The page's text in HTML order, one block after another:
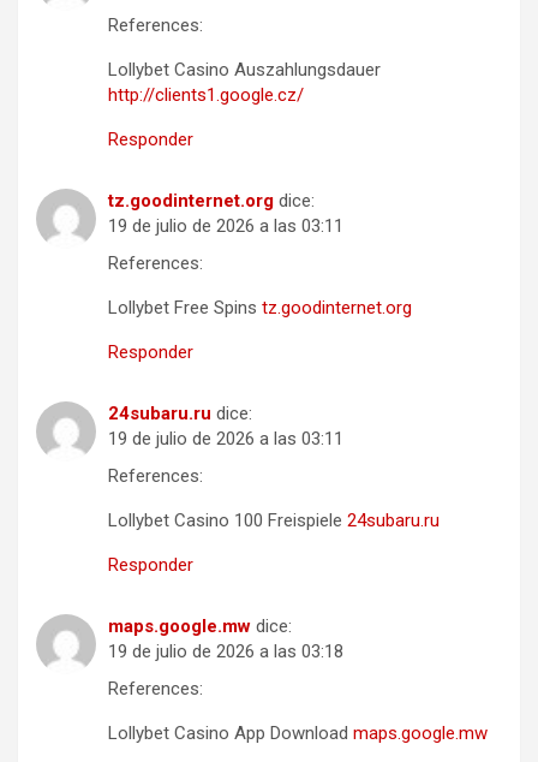
References:
Lollybet Casino Auszahlungsdauer
http://clients1.google.cz/
Responder
tz.goodinternet.org dice:
19 de julio de 2026 a las 03:11
References:
Lollybet Free Spins tz.goodinternet.org
Responder
24subaru.ru dice:
19 de julio de 2026 a las 03:11
References:
Lollybet Casino 100 Freispiele 24subaru.ru
Responder
maps.google.mw dice:
19 de julio de 2026 a las 03:18
References:
Lollybet Casino App Download maps.google.mw